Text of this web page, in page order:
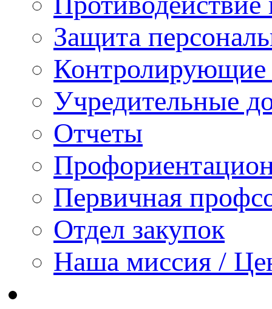
Защита
Контролирующие
Учредительные
Отчеты
Первичная
Отдел закупок
Наша миссия /